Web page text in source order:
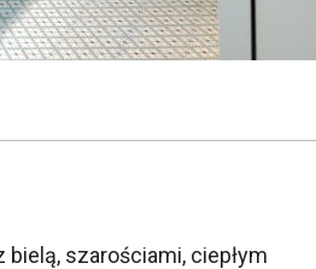
szarościami, ciepłym